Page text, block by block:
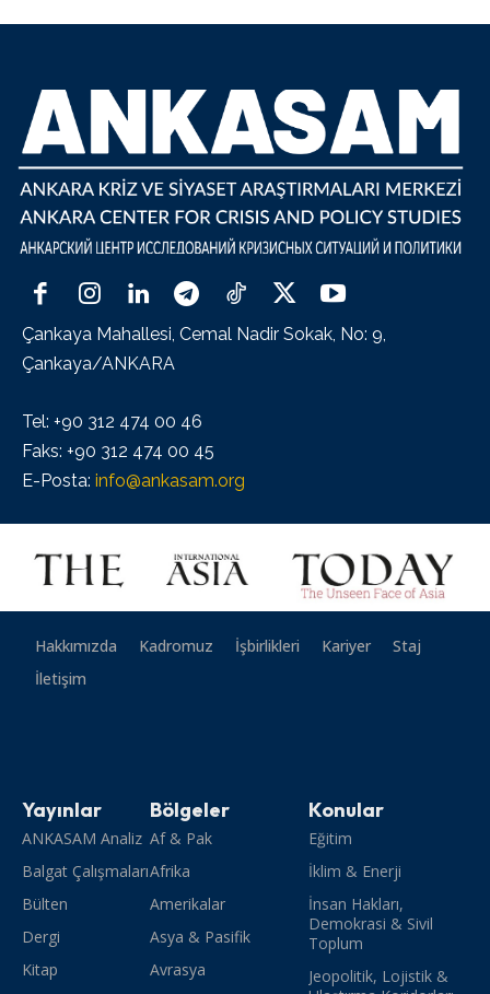
Çankaya Mahallesi, Cemal Nadir Sokak, No: 9,
Çankaya/ANKARA
Tel: +90 312 474 00 46
Faks: +90 312 474 00 45
E-Posta: info@ankasam.org
Hakkımızda Kadromuz İşbirlikleri Kariyer
Staj
İletişim
Yayınlar
ANKASAM Analiz
Balgat Çalışmaları
Bülten
Dergi
Kitap
Bölgeler
Af & Pak
Afrika
Amerikalar
Asya & Pasifik
Avrasya
Konular
Eğitim
İklim & Enerji
İnsan Hakları,
Demokrasi & Sivil
Toplum
Jeopolitik, Lojistik &